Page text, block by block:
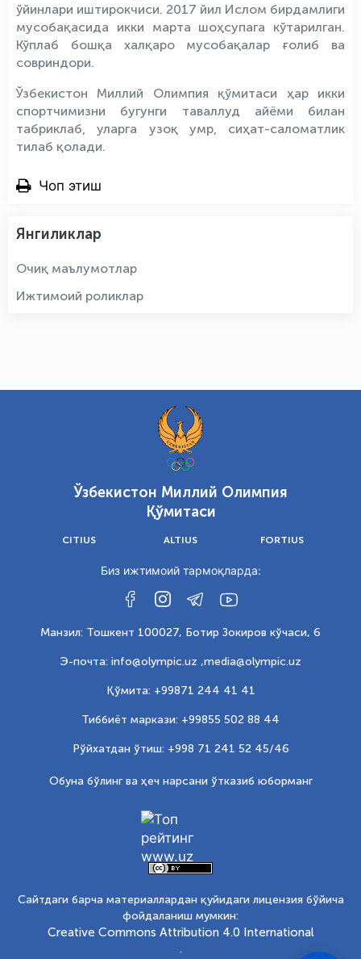
ўйинлари иштирокчиси. 2017 йил Ислом бирдамлиги
мусобақасида икки марта шоҳсупага кўтарилган.
Кўплаб бошқа халқаро мусобақалар ғолиб ва
совриндори.
Ўзбекистон Миллий Олимпия қўмитаси ҳар икки
спортчимизни бугунги таваллуд айёми билан
табриклаб, уларга узоқ умр, сиҳат-саломатлик
тилаб қолади.
Чоп этиш
Янгиликлар
Очиқ маълумотлар
Ижтимоий роликлар
Ўзбекистон Миллий Олимпия
Қўмитаси
CITIUS ALTIUS FORTIUS
Биз ижтимоий тармоқларда:
Манзил: Тошкент 100027, Ботир Зокиров кўчаси, 6
Э-почта: info@olympic.uz ,media@olympic.uz
Қўмита: +99871 244 41 41
Тиббиёт маркази: +99855 502 88 44
Рўйхатдан ўтиш: +998 71 241 52 45/46
Обуна бўлинг ва ҳеч нарсани ўтказиб юборманг
Сайтдаги барча материаллардан қуйидаги лицензия бўйича
фойдаланиш мумкин:
Creative Commons Attribution 4.0 International
.